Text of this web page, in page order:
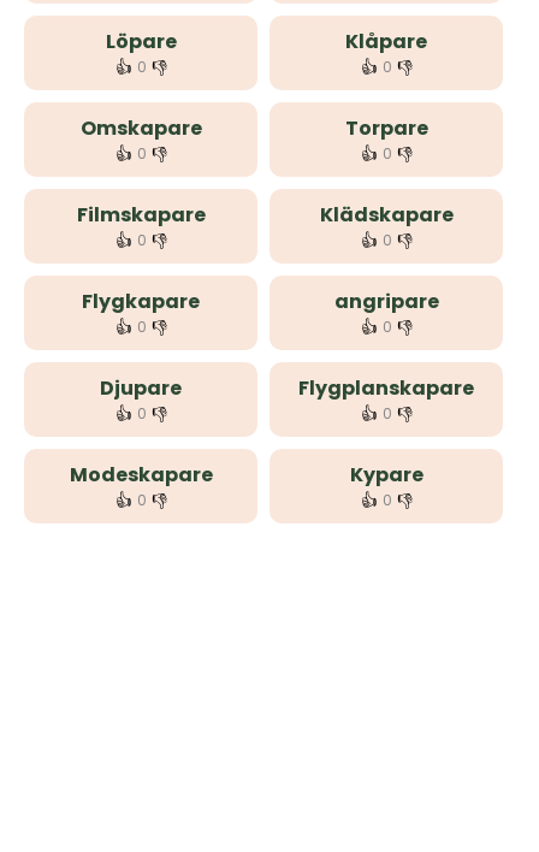
Löpare
👍 0 👎
Klåpare
👍 0 👎
Omskapare
👍 0 👎
Torpare
👍 0 👎
Filmskapare
👍 0 👎
Klädskapare
👍 0 👎
Flygkapare
👍 0 👎
angripare
👍 0 👎
Djupare
👍 0 👎
Flygplanskapare
👍 0 👎
Modeskapare
👍 0 👎
Kypare
👍 0 👎